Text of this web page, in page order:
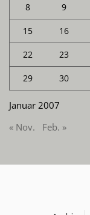
Januar 2007
8 9
15 16
22 23
29 30
« Nov. Feb. »